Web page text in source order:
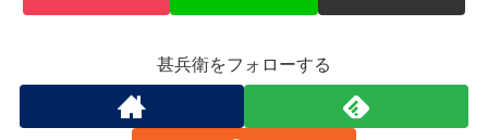
甚兵衛をフォローする